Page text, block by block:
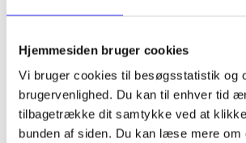
Hjemmesiden bruger cookies
Vi bruger cookies til besøgsstatistik og
brugervenlighed. Du kan til enhver tid
tilbagetrække dit samtykke ved at klikke
bunden af siden. Du kan læse mere om
Artikler
Alle registrerede artikler fordelt på
...